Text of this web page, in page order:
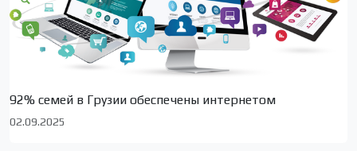
92% семей в Грузии обеспечены интернетом
02.09.2025